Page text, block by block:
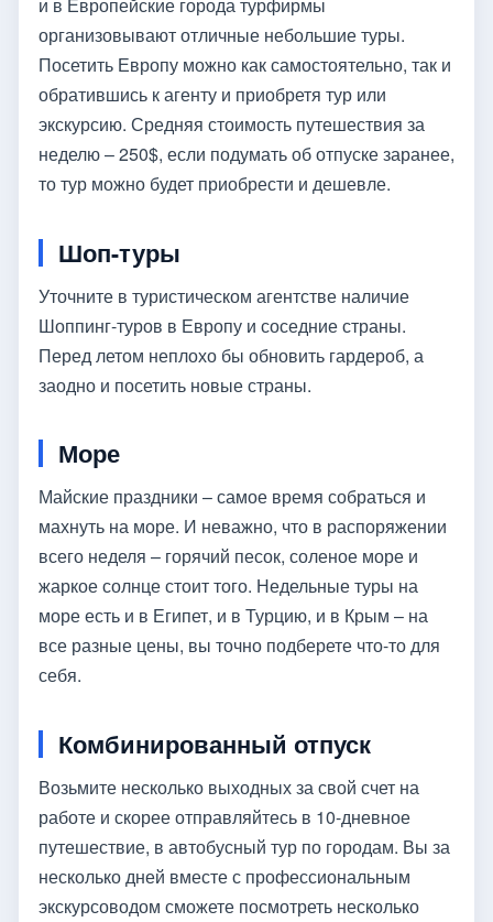
организовывают отличные небольшие туры.
Посетить Европу можно как самостоятельно, так и
обратившись к агенту и приобретя тур или
экскурсию. Средняя стоимость путешествия за
неделю – 250$, если подумать об отпуске заранее,
то тур можно будет приобрести и дешевле.
Шоп-туры
Уточните в туристическом агентстве наличие
Шоппинг-туров в Европу и соседние страны.
Перед летом неплохо бы обновить гардероб, а
заодно и посетить новые страны.
Море
Майские праздники – самое время собраться и
махнуть на море. И неважно, что в распоряжении
всего неделя – горячий песок, соленое море и
жаркое солнце стоит того. Недельные туры на
море есть и в Египет, и в Турцию, и в Крым – на
все разные цены, вы точно подберете что-то для
себя.
Комбинированный отпуск
Возьмите несколько выходных за свой счет на
работе и скорее отправляйтесь в 10-дневное
путешествие, в автобусный тур по городам. Вы за
несколько дней вместе с профессиональным
экскурсоводом сможете посмотреть несколько